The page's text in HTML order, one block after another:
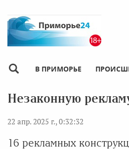
В ПРИМОРЬЕ
Незаконную
22 апр. 2025 г., 0:32:32
16 рекламных